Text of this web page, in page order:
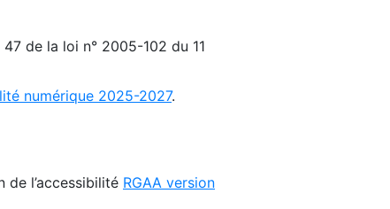
de la loi n° 2005-102 du 11
numérique 2025-2027.
l’accessibilité RGAA version